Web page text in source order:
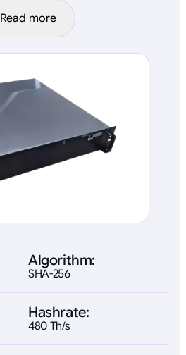
Read more
Algorithm:
SHA-256
Hashrate:
480 Th/s